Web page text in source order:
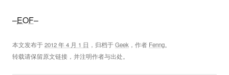
–EOF–
本文发布于2012 年 4 月 1 日 ，归档于Geek ，作者 Fenng。
转载请保留原文链接，并注明作者与出处。